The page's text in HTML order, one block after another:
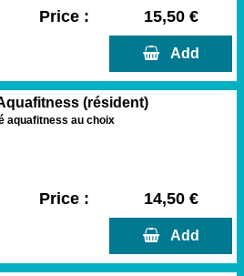
Price : 15,50 €
Add
(résident)
aquafitness au choix
Price : 14,50 €
Add